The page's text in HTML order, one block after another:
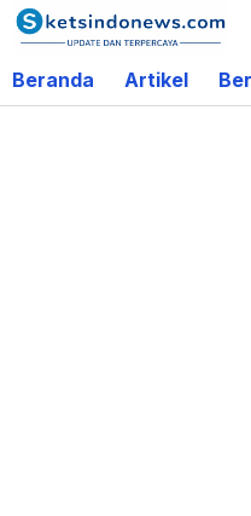
Lewati
ke
konten
Beranda Artikel